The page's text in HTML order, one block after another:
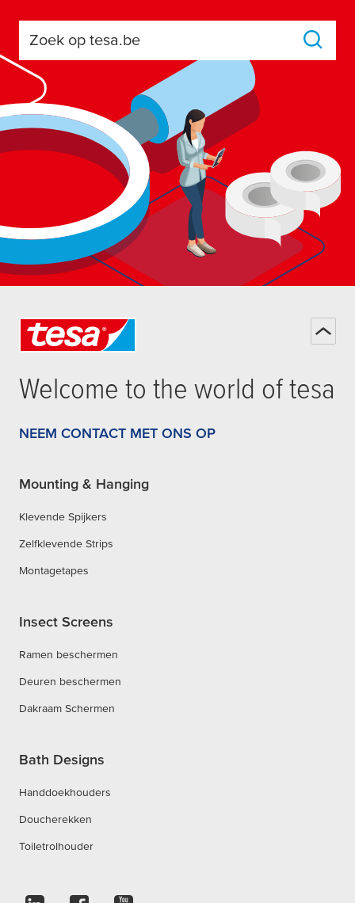
Zoek op tesa.be
Welcome to the world oftesa
NEEM CONTACT MET ONS OP
Mounting & Hanging
Klevende Spijkers
Zelfklevende Strips
Montagetapes
Insect Screens
Ramen beschermen
Deuren beschermen
Dakraam Schermen
Bath Designs
Handdoekhouders
Doucherekken
Toiletrolhouder